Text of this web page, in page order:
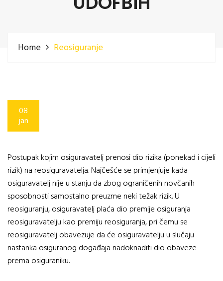
Home Reosiguranje
08
jan
Postupak kojim osiguravatelj prenosi dio rizika (ponekad i cijeli
rizik) na reosiguravatelja. Najčešće se primjenjuje kada
osiguravatelj nije u stanju da zbog ograničenih novčanih
sposobnosti samostalno preuzme neki težak rizik. U
reosiguranju, osiguravatelj plaća dio premije osiguranja
reosiguravatelju kao premiju reosiguranja, pri čemu se
reosiguravatelj obavezuje da će osiguravatelju u slučaju
nastanka osiguranog događaja nadoknaditi dio obaveze
prema osiguraniku.